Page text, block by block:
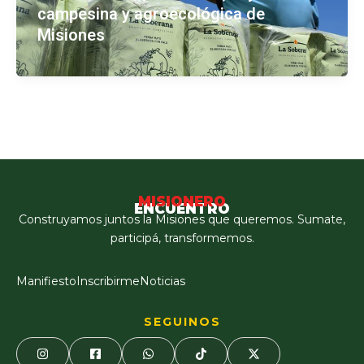
campesina y agroecológica de
Misiones
ENCUENTRO
MISIONERO
Construyamos juntos la Misiones que queremos. Sumate,
participá, transformemos.
ManifiestoInscribirmeNoticias
SEGUINOS